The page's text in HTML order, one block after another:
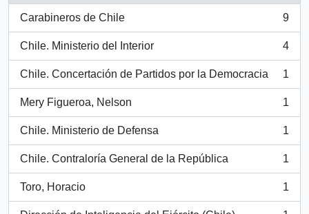
Carabineros de Chile
, 9 resultados
9
Chile. Ministerio del Interior
, 4 resultados
4
Chile. Concertación de Partidos por la Democracia
, 1 resultados
1
Mery Figueroa, Nelson
, 1 resultados
1
Chile. Ministerio de Defensa
, 1 resultados
1
Chile. Contraloría General de la República
, 1 resultados
1
Toro, Horacio
, 1 resultados
1